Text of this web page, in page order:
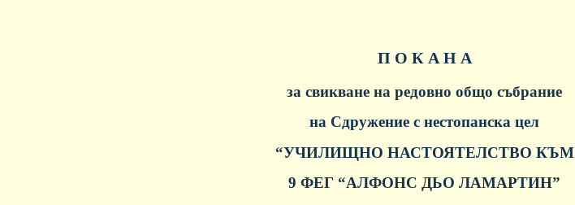
П О К А Н А
за свикване на редовно общо събрание
на Сдружение с нестопанска цел
“УЧИЛИЩНО НАСТОЯТЕЛСТВО КЪМ
9 ФЕГ “АЛФОНС ДЬО ЛАМАРТИН”